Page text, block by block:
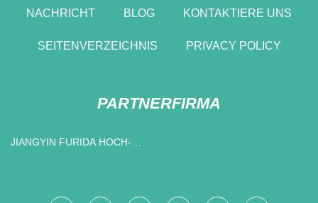
NACHRICHT BLOG KONTAKTIERE UNS
SEITENVERZEICHNIS PRIVACY POLICY
PARTNERFIRMA
JIANGYIN FURIDA HOCH-